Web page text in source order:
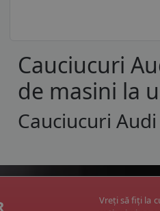
Cauciucuri
de masini la
Cauciucuri
Vreți să fiți la